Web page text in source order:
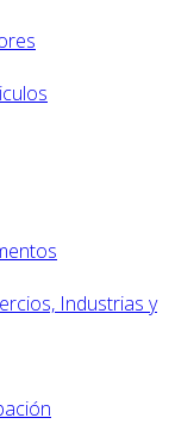
Industrias y